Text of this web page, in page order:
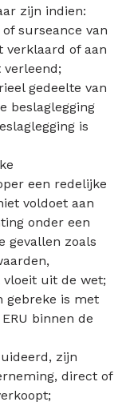
zijn indien:
surseance van
verklaard of aan
verleend;
gedeelte van
beslaglegging
is
een redelijke
voldoet aan
onder een
gevallen zoals
vloeit uit de wet;
gebreke is met
binnen de
zijn
direct of